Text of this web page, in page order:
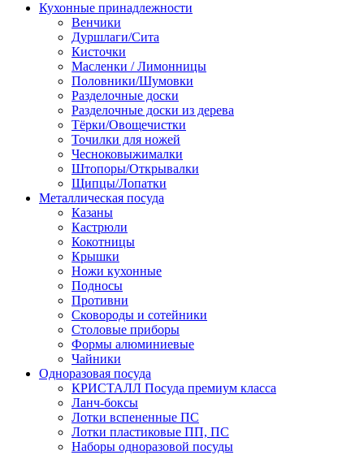
Кухонные принадлежности
Венчики
Дуршлаги/Сита
Кисточки
Масленки / Лимонницы
Половники/Шумовки
Разделочные доски
Разделочные доски из дерева
Тёрки/Овощечистки
Точилки для ножей
Чесноковыжималки
Штопоры/Открывалки
Щипцы/Лопатки
Металлическая посуда
Казаны
Кастрюли
Кокотницы
Крышки
Ножи кухонные
Подносы
Противни
Сковороды и сотейники
Столовые приборы
Формы алюминиевые
Чайники
Одноразовая посуда
КРИСТАЛЛ Посуда премиум класса
Ланч-боксы
Лотки вспененные ПС
Лотки пластиковые ПП, ПС
Наборы одноразовой посуды